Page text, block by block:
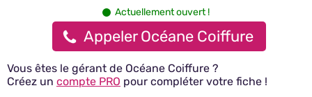
Actuellement ouvert !
Appeler Océane Coiffure
Vous êtes le gérant de Océane Coiffure ?
Créez un compte PRO pour compléter votre fiche !